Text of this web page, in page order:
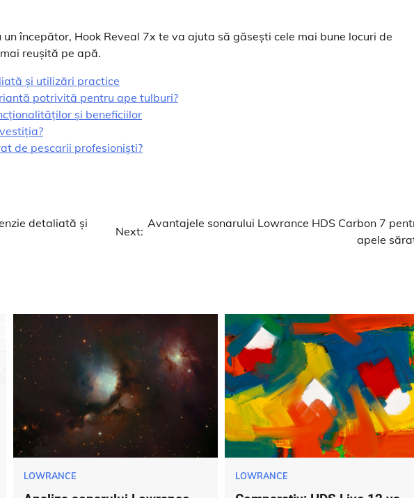
începător, Hook Reveal 7x te va ajuta să găsești cele mai bune locuri de
reușită pe apă.
și utilizări practice
potrivită pentru ape tulburi?
și beneficiilor
de pescarii profesioniști?
detaliată și
Next:
Avantajele sonarului Lowrance HDS Carbon 7
apele
LOWRANCE LOWRANCE